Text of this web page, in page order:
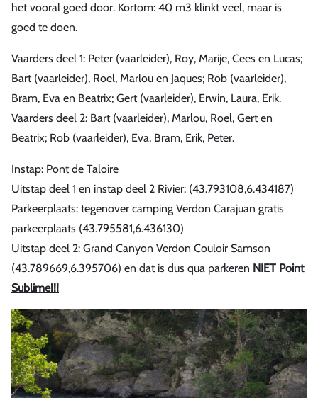
het vooral goed door. Kortom: 40 m3 klinkt veel, maar is
goed te doen.
Vaarders deel 1: Peter (vaarleider), Roy, Marije, Cees en Lucas;
Bart (vaarleider), Roel, Marlou en Jaques; Rob (vaarleider),
Bram, Eva en Beatrix; Gert (vaarleider), Erwin, Laura, Erik.
Vaarders deel 2: Bart (vaarleider), Marlou, Roel, Gert en
Beatrix; Rob (vaarleider), Eva, Bram, Erik, Peter.
Instap: Pont de Taloire
Uitstap deel 1 en instap deel 2 Rivier: (43.793108,6.434187)
Parkeerplaats: tegenover camping Verdon Carajuan gratis
parkeerplaats (43.795581,6.436130)
Uitstap deel 2: Grand Canyon Verdon Couloir Samson
(43.789669,6.395706) en dat is dus qua parkeren NIET Point
Sublime!!!